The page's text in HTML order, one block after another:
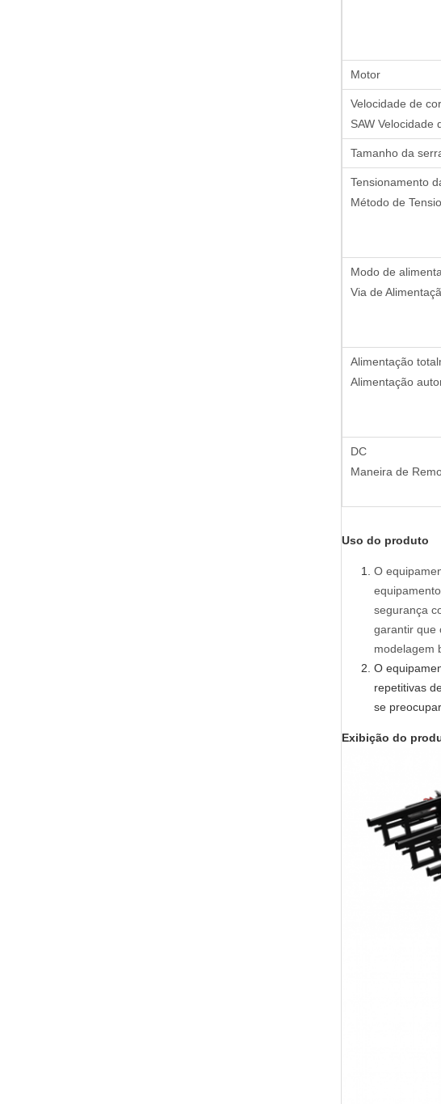
Motor
Velocidade de
SAW Velocidade
Tamanho da
Tensionamento
Método de
Modo de
Via de
Alimentação
Alimentação
DC
Maneira de
Uso do produto
O
segurança
garantir que
modelagem
O
repetitivas
se
Exibição do